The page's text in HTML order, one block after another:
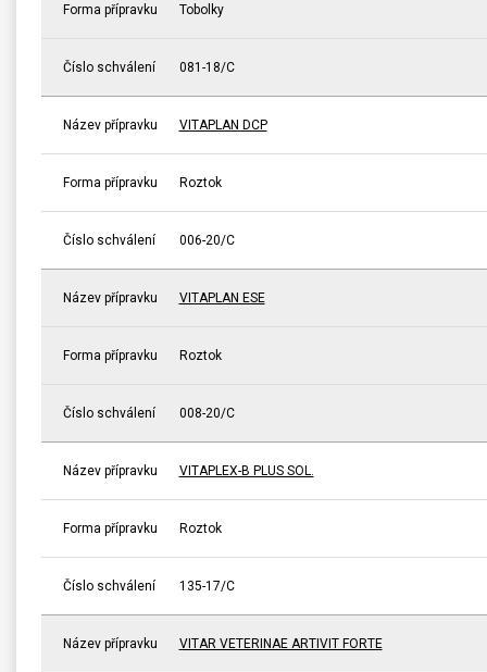
Forma přípravku Tobolky
Číslo schválení 081-18/C
Název přípravku VITAPLAN DCP
Forma přípravku Roztok
Číslo schválení 006-20/C
Název přípravku VITAPLAN ESE
Forma přípravku Roztok
Číslo schválení 008-20/C
Název přípravku VITAPLEX-B PLUS SOL.
Forma přípravku Roztok
Číslo schválení 135-17/C
Název přípravku VITAR VETERINAE ARTIVIT FORTE